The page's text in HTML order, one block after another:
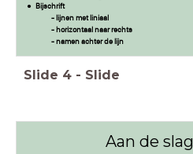
Bijschrift
- lijnen met liniaal
- horizontaal naar rechts
- namen achter de lijn
Slide 4 - Slide
Aan de